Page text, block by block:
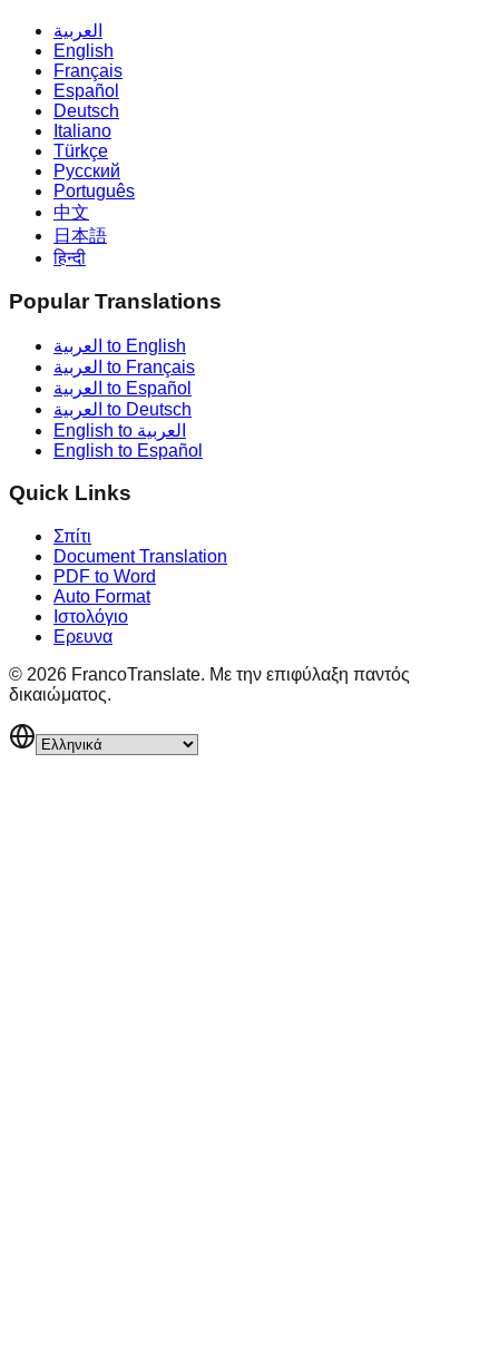
العربية
English
Français
Español
Deutsch
Italiano
Türkçe
Русский
Português
中文
日本語
हिन्दी
Popular Translations
العربية to English
العربية to Français
العربية to Español
العربية to Deutsch
English to العربية
English to Español
Quick Links
Σπίτι
Document Translation
PDF to Word
Auto Format
Ιστολόγιο
Ερευνα
© 2026 FrancoTranslate. Με την επιφύλαξη παντός
δικαιώματος.